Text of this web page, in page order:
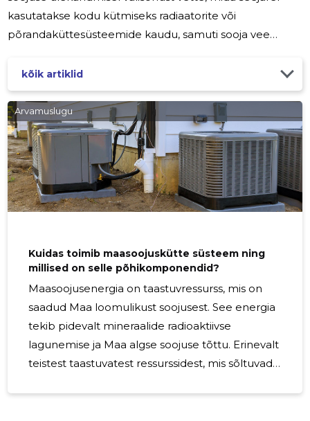
kasutatakse kodu kütmiseks radiaatorite või
põrandaküttesüsteemide kaudu, samuti sooja vee
vaid ka väga tõhus, muutes selle suurepäraseks valikuks
keskkonnateadlikule koduomanikule. Traditsioonilised
küttesüsteemid, nagu õli- või gaasikatlad, on vähem
tõhusad ja sõltuvad fossiilkütuste põletamisest, mis aitab
kaasa kasvuhoonegaaside heitkogustele. Seevastu õhk-
vesi soojuspumbad kasutavad
kõik artiklid
Arvamuslugu
Kuidas toimib maasoojuskütte süsteem ning
millised on selle põhikomponendid?
Maasoojusenergia on taastuvressurss, mis on
saadud Maa loomulikust soojusest. See energia
tekib pidevalt mineraalide radioaktiivse
lagunemise ja Maa algse soojuse tõttu. Erinevalt
teistest taastuvatest ressurssidest, mis sõltuvad